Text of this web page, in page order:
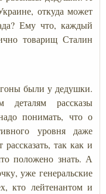
откуда может
Ему что, каждый
товарищ Сталин
были у дедушки.
рассказы
понимать, что о
уровня даже
так как и
положено знать. А
уже генеральские
кто лейтенантом и